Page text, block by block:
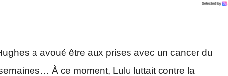
a avoué être aux prises avec un cancer du
À ce moment, Lulu luttait contre la